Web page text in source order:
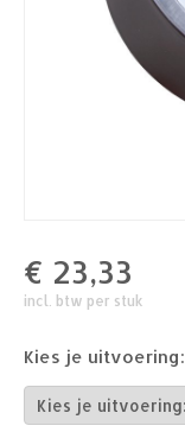
€ 23,33
incl. btw per stuk
Kies je uitvoering: